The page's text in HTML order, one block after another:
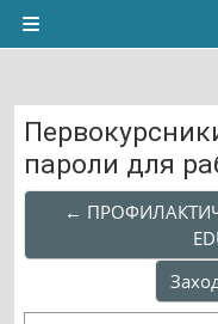
Перейти к основному
Боковая панель
пароли для
←